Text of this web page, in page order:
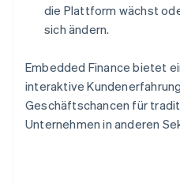
die Plattform wächst
sich ändern.
Embedded Finance bietet
interaktive
Geschäftschancen für
Unternehmen in anderen